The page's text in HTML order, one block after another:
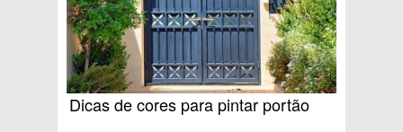
Dicas de cores para pintar portão